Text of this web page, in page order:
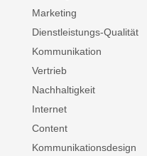
Marketing
Dienstleistungs-Qualität
Kommunikation
Vertrieb
Nachhaltigkeit
Internet
Content
Kommunikationsdesign